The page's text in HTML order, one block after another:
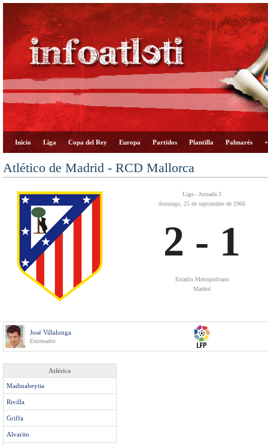
Inicio Liga Copa del Rey Europa Partidos Plantilla Palmarés
Atlético de Madrid - RCD Mallorca
Liga - Jornada 3
domingo, 25 de septiembre de 1960
2 - 1
Estadio Metropolitano
Madrid
José Villalonga
Entrenador
Atlético
Madinabeytia
Rivilla
Griffa
Alvarito